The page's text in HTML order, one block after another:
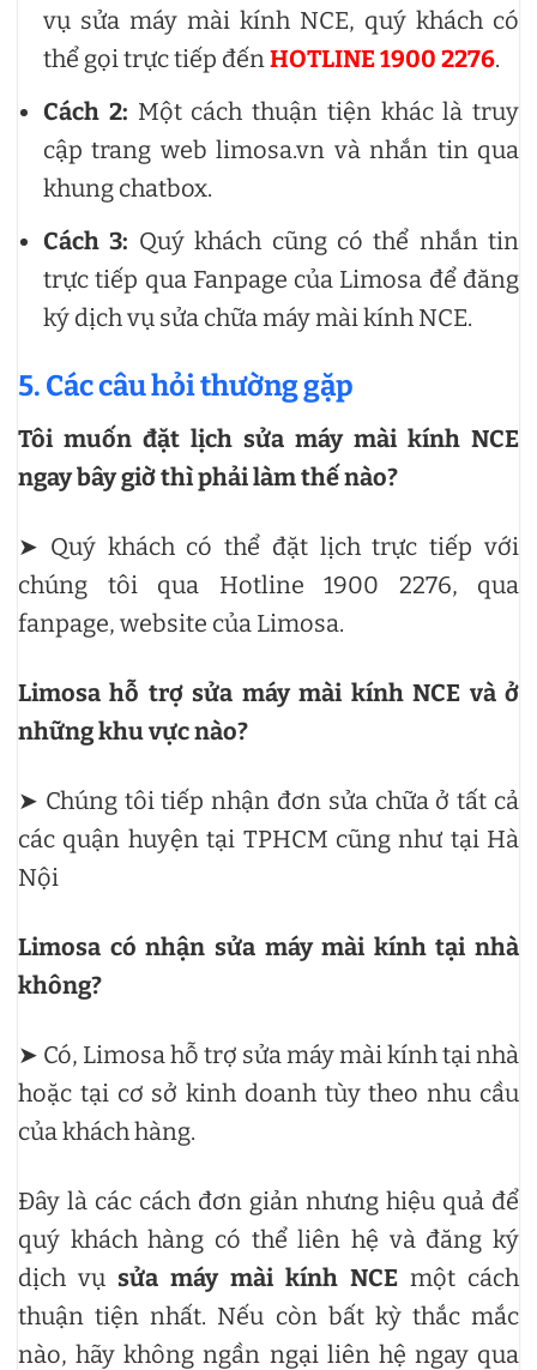
vụ sửa máy mài kính NCE, quý khách có
thể gọi trực tiếp đếnHOTLINE 1900 2276.
Cách 2: Một cách thuận tiện khác là truy
cập trang web limosa.vn và nhắn tin qua
khung chatbox.
Cách 3: Quý khách cũng có thể nhắn tin
trực tiếp qua Fanpage của Limosa để đăng
ký dịch vụ sửa chữa máy mài kính NCE.
5. Các câu hỏi thường gặp
Tôi muốn đặt lịch sửa máy mài kính NCE
ngay bây giờ thì phải làm thế nào?
➤ Quý khách có thể đặt lịch trực tiếp với
chúng tôi qua Hotline 1900 2276, qua
fanpage, website của Limosa.
Limosa hỗ trợ sửa máy mài kính NCE và ở
những khu vực nào?
➤ Chúng tôi tiếp nhận đơn sửa chữa ở tất cả
các quận huyện tại TPHCM cũng như tại Hà
Nội
Limosa có nhận sửa máy mài kính tại nhà
không?
➤ Có, Limosa hỗ trợ sửa máy mài kính tại nhà
hoặc tại cơ sở kinh doanh tùy theo nhu cầu
của khách hàng.
Đây là các cách đơn giản nhưng hiệu quả để
quý khách hàng có thể liên hệ và đăng ký
dịch vụ sửa máy mài kính NCE một cách
thuận tiện nhất. Nếu còn bất kỳ thắc mắc
nào, hãy không ngần ngại liên hệ ngay qua